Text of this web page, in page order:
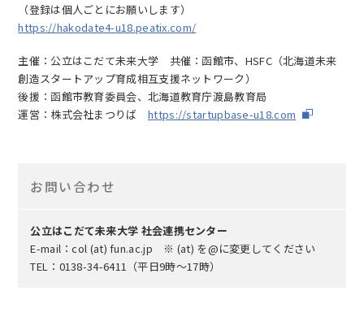
（登録は個人ごとにお願いします）
https://hakodate4-u18.peatix.com/
主催：公立はこだて未来大学 共催：函館市、HSFC（北海道未来
創造スタートアップ育成相互支援ネットワーク）
後援：函館市教育委員会、北海道教育庁渡島教育局
運営：株式会社まつりば https://startupbase-u18.com
お問い合わせ
公立はこだて未来大学 社会連携センター
E-mail：col (at) fun.ac.jp ※ (at) を@に変更してください
TEL：0138-34-6411（平日9時～17時）